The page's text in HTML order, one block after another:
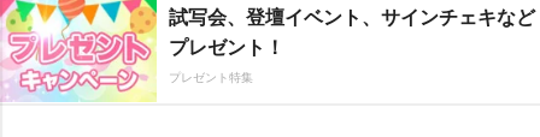
試写会、登壇イベント、サインチェキなど
プレゼント！
プレゼント特集